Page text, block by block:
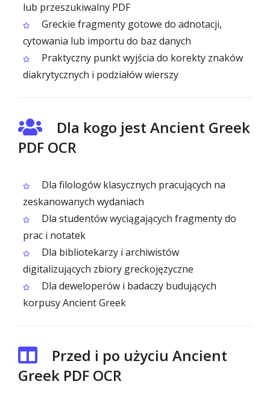
lub przeszukiwalny PDF
Greckie fragmenty gotowe do adnotacji,
cytowania lub importu do baz danych
Praktyczny punkt wyjścia do korekty znaków
diakrytycznych i podziałów wierszy
Dla kogo jest Ancient Greek
PDF OCR
Dla filologów klasycznych pracujących na
zeskanowanych wydaniach
Dla studentów wyciągających fragmenty do
prac i notatek
Dla bibliotekarzy i archiwistów
digitalizujących zbiory greckojęzyczne
Dla deweloperów i badaczy budujących
korpusy Ancient Greek
Przed i po użyciu Ancient
Greek PDF OCR